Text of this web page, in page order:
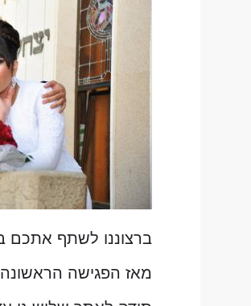
ברצוננו לשתף אתכם
מאז הפגישה הראשונה